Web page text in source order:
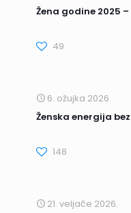
Žena godine 2025
49
6. ožujka 2026.
Ženska energija
148
21. veljače 2026.